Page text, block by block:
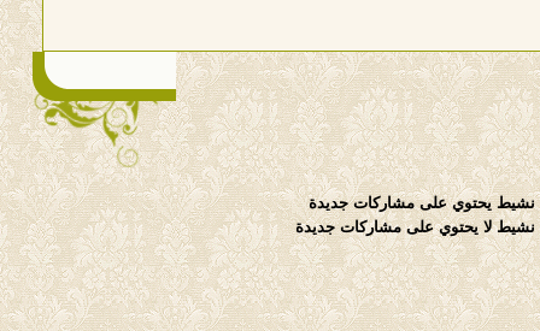
يحتوي على مشاركات جديدة
لا يحتوي على مشاركات جديدة